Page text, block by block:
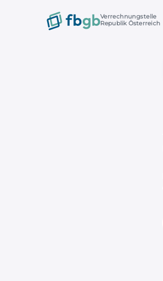
Verrechnungstelle
Republik Österreich